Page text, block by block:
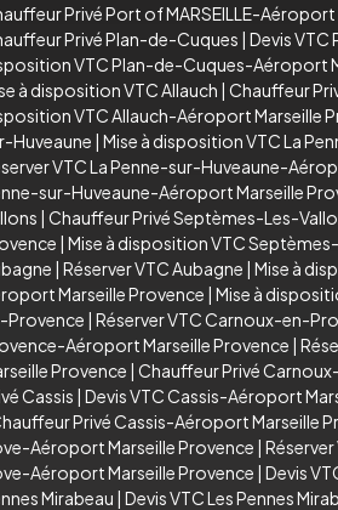
Privé Port of MARSEILLE-
Privé Plan-de-Cuques | Devis
VTC Plan-de-Cuques-Aéroport
à disposition VTC Allauch | Chauffeur
VTC Allauch-Aéroport Marseille
Huveaune | Mise à disposition VTC La
VTC La Penne-sur-Huveaune-
sur-Huveaune-Aéroport Marseille
| Chauffeur Privé Septèmes-Les-
| Mise à disposition VTC
| Réserver VTC Aubagne | Mise à
Marseille Provence | Mise à
Provence | Réserver VTC Carnoux-en-
Aéroport Marseille Provence |
Provence | Chauffeur Privé
Cassis | Devis VTC Cassis-Aéroport
Privé Cassis-Aéroport Marseille
Aéroport Marseille Provence |
Aéroport Marseille Provence | Devis
Mirabeau | Devis VTC Les Pennes